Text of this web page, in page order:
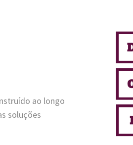
ao longo
soluções